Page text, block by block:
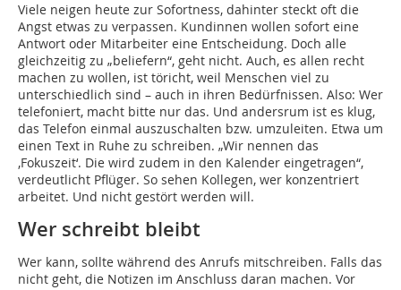
Viele neigen heute zur Sofortness, dahinter steckt oft die
Angst etwas zu verpassen. Kundinnen wollen sofort eine
Antwort oder Mitarbeiter eine Entscheidung. Doch alle
gleichzeitig zu „beliefern“, geht nicht. Auch, es allen recht
machen zu wollen, ist töricht, weil Menschen viel zu
unterschiedlich sind – auch in ihren Bedürfnissen. Also: Wer
telefoniert, macht bitte nur das. Und andersrum ist es klug,
das Telefon einmal auszuschalten bzw. umzuleiten. Etwa um
einen Text in Ruhe zu schreiben. „Wir nennen das
‚Fokuszeit‘. Die wird zudem in den Kalender eingetragen“,
verdeutlicht Pflüger. So sehen Kollegen, wer konzentriert
arbeitet. Und nicht gestört werden will.
Wer schreibt bleibt
Wer kann, sollte während des Anrufs mitschreiben. Falls das
nicht geht, die Notizen im Anschluss daran machen. Vor